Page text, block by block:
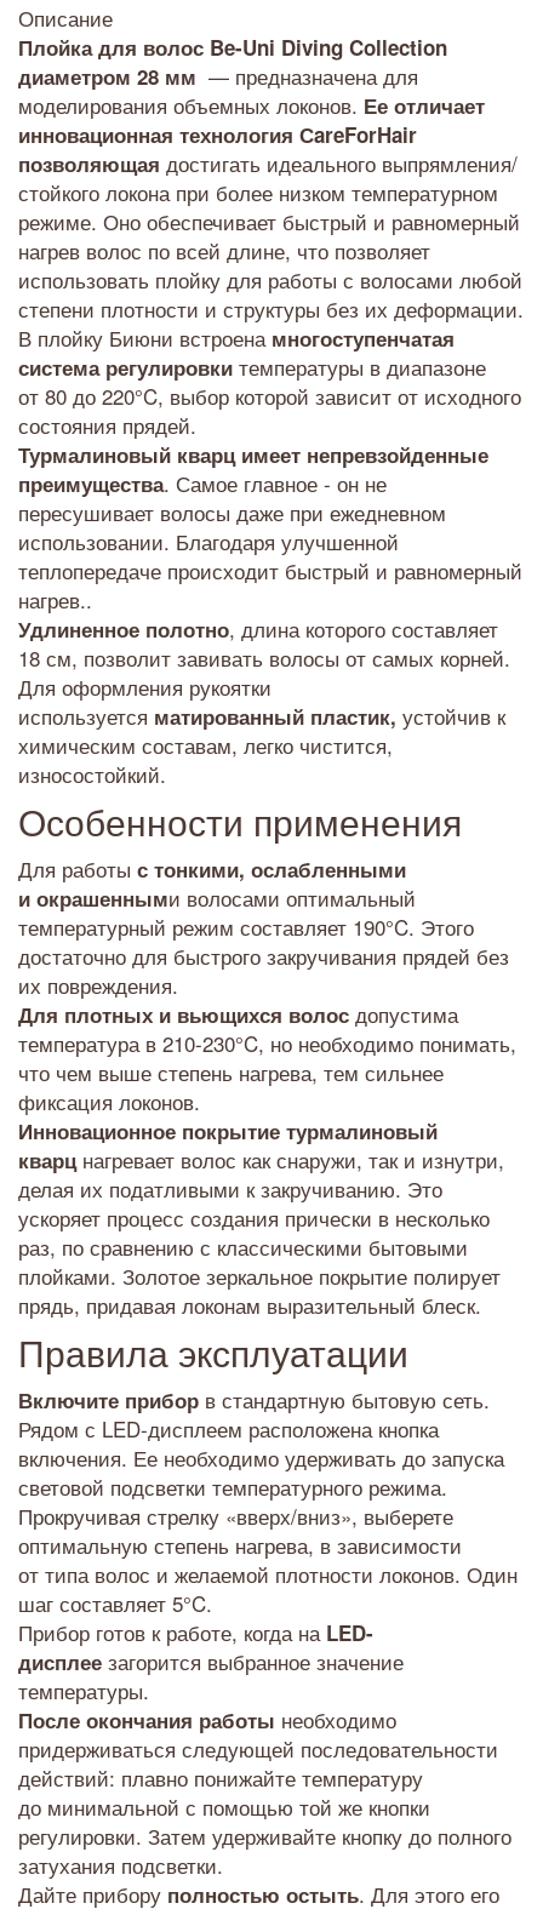
Описание
Плойка для волос Be-Uni Diving Collection
диаметром 28 мм — предназначена для
моделирования объемных локонов. Ее отличает
инновационная технология СareForHair
позволяющая достигать идеального выпрямления/
стойкого локона при более низком температурном
режиме. Оно обеспечивает быстрый и равномерный
нагрев волос по всей длине, что позволяет
использовать плойку для работы с волосами любой
степени плотности и структуры без их деформации.
В плойку Биюни встроена многоступенчатая
система регулировки температуры в диапазоне
от 80 до 220°C, выбор которой зависит от исходного
состояния прядей.
Турмалиновый кварц имеет непревзойденные
преимущества. Самое главное - он не
пересушивает волосы даже при ежедневном
использовании. Благодаря улучшенной
теплопередаче происходит быстрый и равномерный
нагрев..
Удлиненное полотно, длина которого составляет
18 см, позволит завивать волосы от самых корней.
Для оформления рукоятки
используется матированный пластик, устойчив к
химическим составам, легко чистится,
износостойкий.
Особенности применения
Для работы с тонкими, ослабленными
и окрашенными волосами оптимальный
температурный режим составляет 190°C. Этого
достаточно для быстрого закручивания прядей без
их повреждения.
Для плотных и вьющихся волос допустима
температура в 210-230°C, но необходимо понимать,
что чем выше степень нагрева, тем сильнее
фиксация локонов.
Инновационное покрытие турмалиновый
кварцнагревает волос как снаружи, так и изнутри,
делая их податливыми к закручиванию. Это
ускоряет процесс создания прически в несколько
раз, по сравнению с классическими бытовыми
плойками. Золотое зеркальное покрытие полирует
прядь, придавая локонам выразительный блеск.
Правила эксплуатации
Включите прибор в стандартную бытовую сеть.
Рядом с LED-дисплеем расположена кнопка
включения. Ее необходимо удерживать до запуска
световой подсветки температурного режима.
Прокручивая стрелку «вверх/вниз», выберете
оптимальную степень нагрева, в зависимости
от типа волос и желаемой плотности локонов. Один
шаг составляет 5°C.
Прибор готов к работе, когда на LED-
дисплее загорится выбранное значение
температуры.
После окончания работы необходимо
придерживаться следующей последовательности
действий: плавно понижайте температуру
до минимальной с помощью той же кнопки
регулировки. Затем удерживайте кнопку до полного
затухания подсветки.
Дайте прибору полностью остыть. Для этого его